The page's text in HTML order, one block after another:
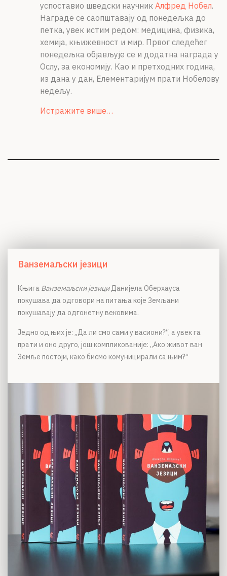
успоставио шведски научник Алфред Нобел.
Награде се саопштавају од понедељка до
петка, увек истим редом: медицина, физика,
хемија, књижевност и мир. Првог следећег
понедељка објављује се и додатна награда у
Ослу, за економију. Као и претходних година,
из дана у дан, Елементаријум прати Нобелову
недељу.
Истражите више…
Ванземаљски језици
Књига Ванземаљски језициДанијела Оберхауса
покушава да одговори на питања које Земљани
покушавају да одгонетну вековима.
Једно од њих је: „Да ли смо сами у васиони?“, а увек га
прати и оно друго, још компликованије: „Ако живот ван
Земље постоји, како бисмо комуницирали са њим?“